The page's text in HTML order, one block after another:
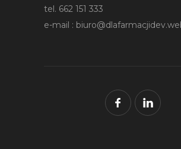
tel. 662 151 333
e-mail :